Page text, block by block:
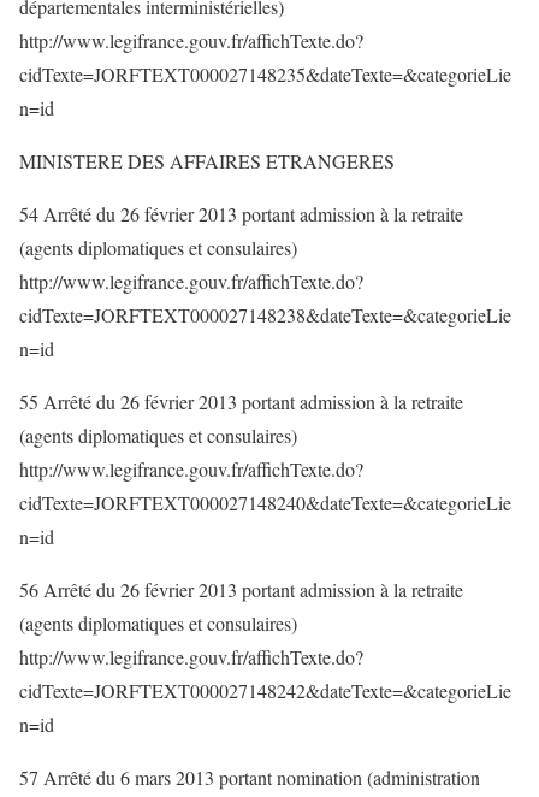
départementales interministérielles)
http://www.legifrance.gouv.fr/affichTexte.do?
cidTexte=JORFTEXT000027148235&dateTexte=&categorieLie
n=id
MINISTERE DES AFFAIRES ETRANGERES
54 Arrêté du 26 février 2013 portant admission à la retraite
(agents diplomatiques et consulaires)
http://www.legifrance.gouv.fr/affichTexte.do?
cidTexte=JORFTEXT000027148238&dateTexte=&categorieLie
n=id
55 Arrêté du 26 février 2013 portant admission à la retraite
(agents diplomatiques et consulaires)
http://www.legifrance.gouv.fr/affichTexte.do?
cidTexte=JORFTEXT000027148240&dateTexte=&categorieLie
n=id
56 Arrêté du 26 février 2013 portant admission à la retraite
(agents diplomatiques et consulaires)
http://www.legifrance.gouv.fr/affichTexte.do?
cidTexte=JORFTEXT000027148242&dateTexte=&categorieLie
n=id
57 Arrêté du 6 mars 2013 portant nomination (administration